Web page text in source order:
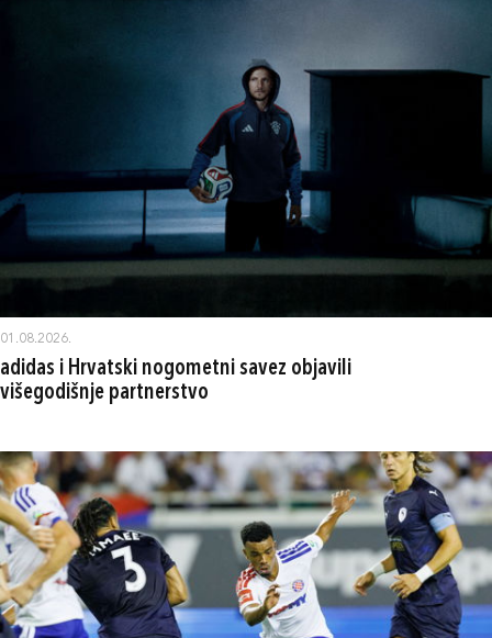
01.08.2026.
adidas i Hrvatski nogometni savez objavili
višegodišnje partnerstvo